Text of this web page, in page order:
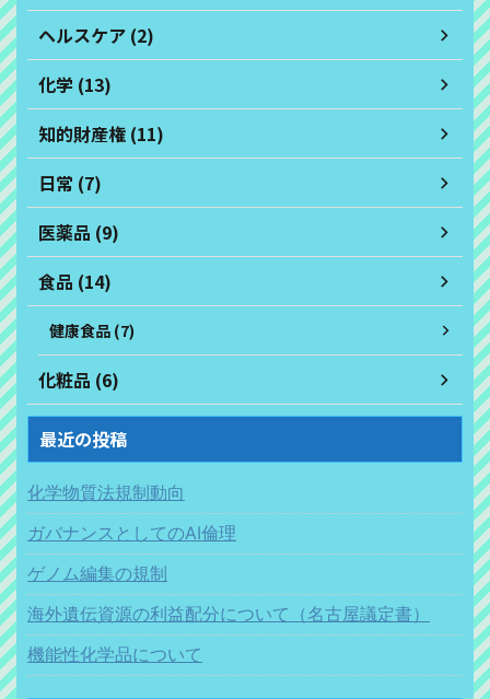
ヘルスケア (2)
化学 (13)
知的財産権 (11)
日常 (7)
医薬品 (9)
食品 (14)
健康食品 (7)
化粧品 (6)
最近の投稿
化学物質法規制動向
ガバナンスとしてのAI倫理
ゲノム編集の規制
海外遺伝資源の利益配分について（名古屋議定書）
機能性化学品について